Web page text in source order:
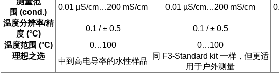
围 (cond.)
0.01 µS/cm…200 mS/cm 0.01 µS/cm…200 mS/cm
温度分辨率/精
度 (°C)
0.1 / ± 0.5 0.1 / ± 0.5
温度范围 (°C) 0…100 0…100
理想之选
中到高电导率的水性样品
同 F3-Standard kit 一样，但更适
用于户外测量